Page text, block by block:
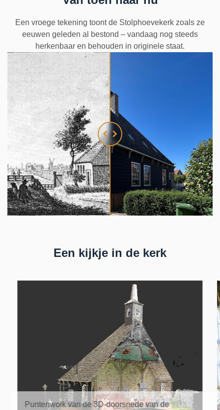
Een vroege tekening toont de Stolphoevekerk zoals ze
eeuwen geleden al bestond – vandaag nog steeds
herkenbaar en behouden in originele staat.
Een kijkje in de kerk
Puntenwolk van de 3D-doorsnede van de